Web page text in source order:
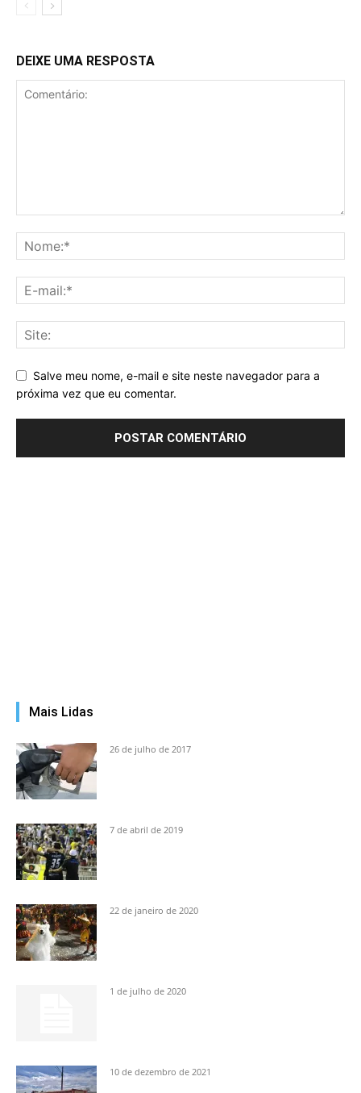
DEIXE UMA RESPOSTA
Salve meu nome, e-mail e site neste navegador para a
próxima vez que eu comentar.
Mais Lidas
26 de julho de 2017
7 de abril de 2019
22 de janeiro de 2020
1 de julho de 2020
10 de dezembro de 2021